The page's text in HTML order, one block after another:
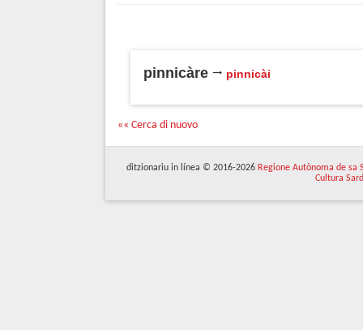
pinnicàre pinnicài
«« Cerca di nuovo
ditzionariu in línea © 2016-2026 Regione Autònoma de sa
Cultura